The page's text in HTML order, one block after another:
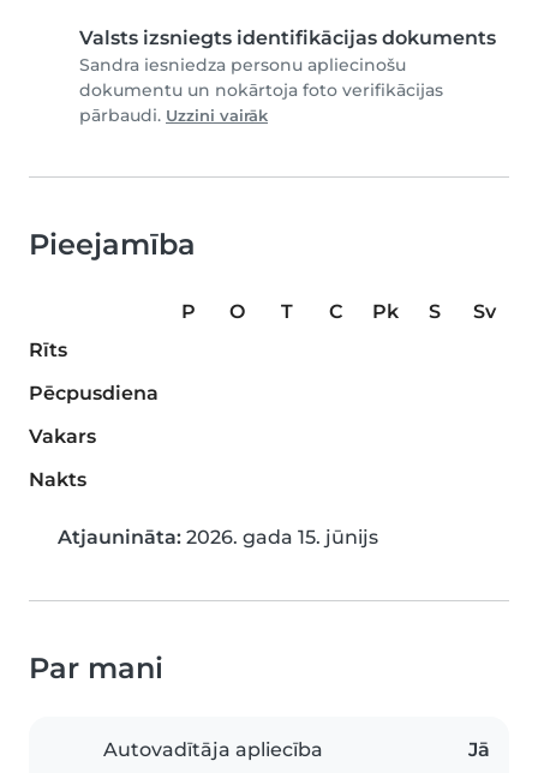
Valsts izsniegts identifikācijas dokuments
Sandra iesniedza personu apliecinošu
dokumentu un nokārtoja foto verifikācijas
pārbaudi. Uzzini vairāk
Pieejamība
P O T C Pk S
Sv
Rīts
Pēcpusdiena
Vakars
Nakts
Atjaunināta: 2026. gada 15. jūnijs
Par mani
Autovadītāja apliecība Jā